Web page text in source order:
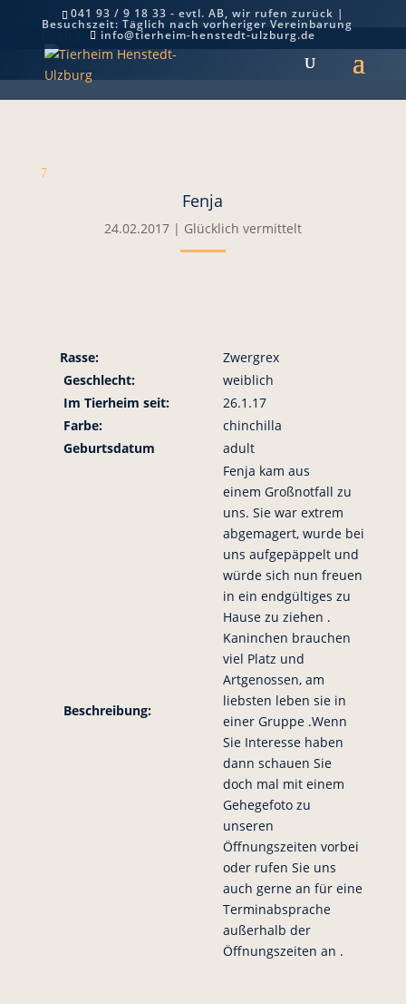
041 93 / 9 18 33 - evtl. AB, wir rufen zurück |
Besuchszeit: Täglich nach vorheriger Vereinbarung
info@tierheim-henstedt-ulzburg.de
Fenja
7
Fenja
24.02.2017| Glücklich vermittelt
Rasse:
Zwergrex
Geschlecht:
weiblich
Im Tierheim seit:
26.1.17
Farbe:
chinchilla
Geburtsdatum
adult
Beschreibung:
Fenja kam aus
einem Großnotfall zu
uns. Sie war extrem
abgemagert, wurde bei
uns aufgepäppelt und
würde sich nun freuen
in ein endgültiges zu
Hause zu ziehen .
Kaninchen brauchen
viel Platz und
Artgenossen, am
liebsten leben sie in
einer Gruppe .Wenn
Sie Interesse haben
dann schauen Sie
doch mal mit einem
Gehegefoto zu
unseren
Öffnungszeiten vorbei
oder rufen Sie uns
auch gerne an für eine
Terminabsprache
außerhalb der
Öffnungszeiten an .